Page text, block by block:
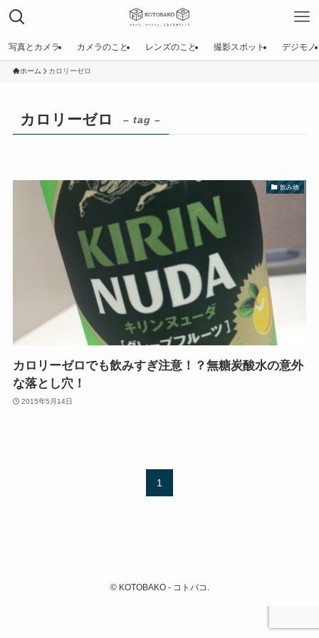
写真とカメラ カメラのこと レンズのこと 撮影スポット デジモノ
ホーム カロリーゼロ
カロリーゼロ – tag –
飲み物
カロリーゼロでも飲みすぎ注意！？無糖炭酸水の意外
な落とし穴！
2015年5月14日
1
©KOTOBAKO - コトバコ.